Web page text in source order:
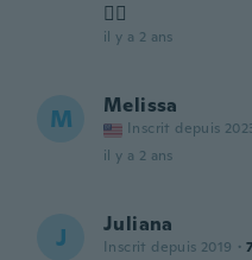
👍🏻
il y a 2 ans
M Melissa
Inscrit depuis
il y a 2 ans
J Juliana
Inscrit depuis 2019 ·